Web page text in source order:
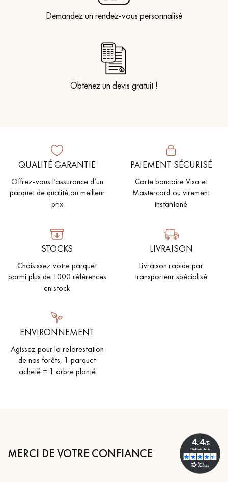
Demandez un rendez-vous personnalisé
Obtenez un devis gratuit !
QUALITÉ GARANTIE
Offrez-vous l’assurance d’un
parquet de qualité au meilleur
prix
PAIEMENT SÉCURISÉ
Carte bancaire Visa et
Mastercard ou virement
instantané
STOCKS
Choisissez votre parquet
parmi plus de 1000 références
en stock
LIVRAISON
Livraison rapide par
transporteur spécialisé
ENVIRONNEMENT
Agissez pour la reforestation
de nos forêts, 1 parquet
acheté = 1 arbre planté
MERCI DE VOTRE CONFIANCE